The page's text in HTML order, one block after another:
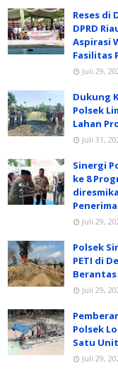
Reses di
DPRD
Aspirasi
Fasilitas
Juli 29,
Dukung
Polsek
Lahan
Juli 31,
Sinergi
ke 8
Juli 29,
Polsek
PETI di
Juli 29,
Polsek
Satu
Juli 29,